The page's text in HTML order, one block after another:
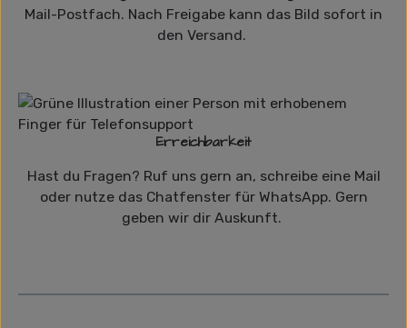
Mail-Postfach. Nach Freigabe kann das Bild sofort in
den Versand.
Erreichbarkeit
Hast du Fragen? Ruf uns gern an, schreibe eine Mail
oder nutze das Chatfenster für WhatsApp. Gern
geben wir dir Auskunft.